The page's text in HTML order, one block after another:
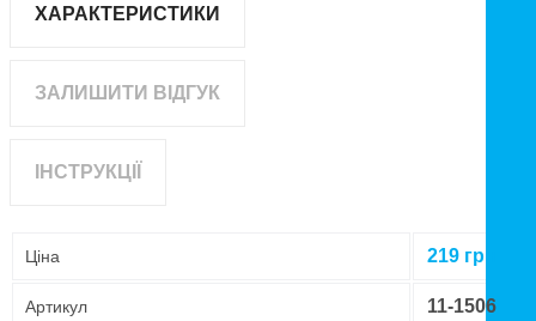
ХАРАКТЕРИСТИКИ
ЗАЛИШИТИ ВІДГУК
ІНСТРУКЦІЇ
Ціна 219 грн
Артикул 11-1506